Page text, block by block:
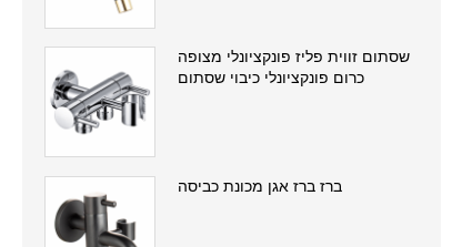
שסתום זווית פליז פונקציונלי מצופה
כרום פונקציונלי כיבוי שסתום
ברז ברז אגן מכונת כביסה